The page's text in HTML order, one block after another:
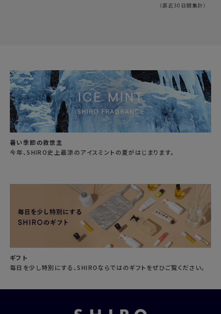
（直近30日間集計）
暑い季節の救世主
今年、SHIRO史上最涼のアイスミントの夏がはじまります。
ギフト
毎日を少し特別にする、SHIROならではのギフトをぜひご覧ください。